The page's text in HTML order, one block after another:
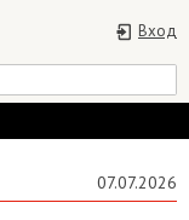
Вход
07.07.2026